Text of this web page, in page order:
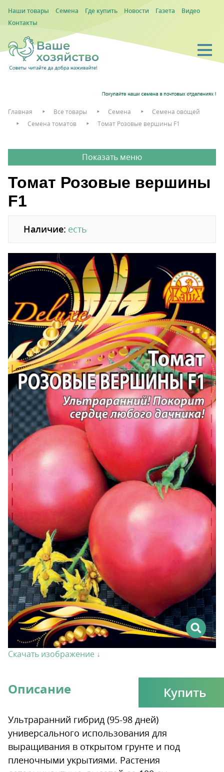
Наши товары Семена Где купить Новости Газета
Видео
Контакты
Главная Все товары Семена
Семена овощей
Семена томатов
Томат Розовые вершины F1
Томат Розовые вершины
F1
Наличие: есть
Скачать изображение ↓
Купить
Описание
Ультраранний гибрид (95-98 дней)
универсального использования для
выращивания в открытом грунте и под
пленочными укрытиями. Растения